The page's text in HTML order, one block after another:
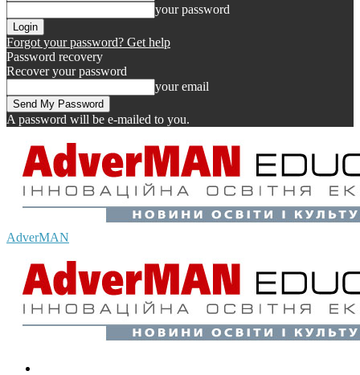
your password
Forgot your password? Get help
Password recovery
Recover your password
your email
A password will be e-mailed to you.
AdverMAN